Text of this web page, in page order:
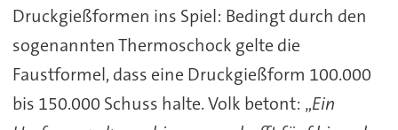
Druckgießformen ins Spiel: Bedingt durch den
sogenannten Thermoschock gelte die
Faustformel, dass eine Druckgießform 100.000
bis 150.000 Schuss halte. Volk betont: „Ein